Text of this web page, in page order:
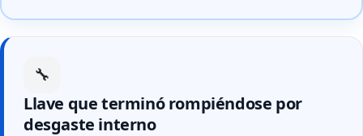
🔧
Llave que terminó rompiéndose por
desgaste interno